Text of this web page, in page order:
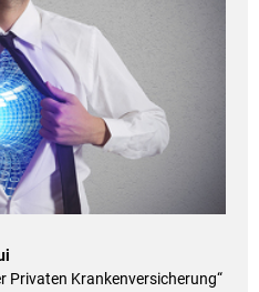
Privaten Krankenversicherung“